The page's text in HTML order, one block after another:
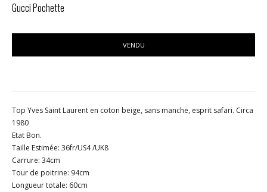
Gucci Pochette
VENDU
Top Yves Saint Laurent en coton beige, sans manche, esprit safari. Circa
1980
Etat Bon.
Taille Estimée: 36fr/US4 /UK8
Carrure: 34cm
Tour de poitrine: 94cm
Longueur totale: 60cm